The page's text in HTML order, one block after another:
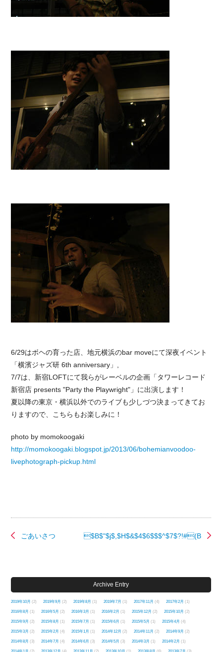
6/29はボヘの育った店、地元横浜のbar moveにて深夜イベント
「横濱ジャズ研 6th anniversary」,
7/7は、新宿LOFTにて我らがレーベルの企画「タワーレコード
新宿店 presents "Party the Playwright"」に出演します！
夏以降の東京・横浜以外でのライブも少しづつ決まってきてお
りますので、こちらもお楽しみに！
photo by momokoogaki
http://momokoogaki.blogspot.jp/2013/06/bohemianvoodoo-
livephotograph-pickup.html
$B$"$j$,$H$&$4$6$$$^$7$?!#(B
ごあいさつ
Archive Entry
2019年10月 (2) 2019年9月 (2) 2019年8月 (1) 2019年7月 (1) 2017年11月 (4) 2017年2月 (1)
2016年8月 (1) 2016年5月 (2) 2016年3月 (1) 2016年2月 (1) 2015年12月 (2) 2015年10月 (2)
2015年9月 (2) 2015年8月 (1) 2015年7月 (1) 2015年6月 (1) 2015年5月 (1) 2015年4月 (4)
2015年3月 (2) 2015年2月 (4) 2015年1月 (1) 2014年12月 (2) 2014年11月 (2) 2014年9月 (2)
2014年8月 (3) 2014年7月 (4) 2014年6月 (3) 2014年5月 (3) 2014年3月 (1) 2014年2月 (1)